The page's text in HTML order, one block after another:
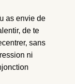
as envie de
de te
sans
ni